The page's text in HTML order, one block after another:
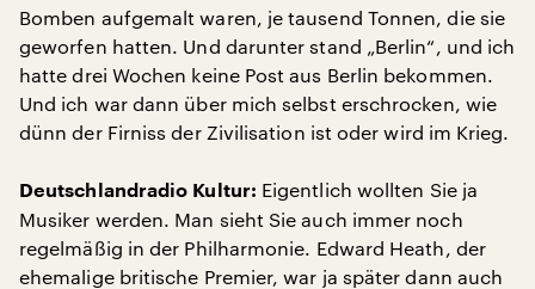
Bomben aufgemalt waren, je tausend Tonnen, die sie
geworfen hatten. Und darunter stand „Berlin“, und ich
hatte drei Wochen keine Post aus Berlin bekommen.
Und ich war dann über mich selbst erschrocken, wie
dünn der Firniss der Zivilisation ist oder wird im Krieg.
Deutschlandradio Kultur: Eigentlich wollten Sie ja
Musiker werden. Man sieht Sie auch immer noch
regelmäßig in der Philharmonie. Edward Heath, der
ehemalige britische Premier, war ja später dann auch